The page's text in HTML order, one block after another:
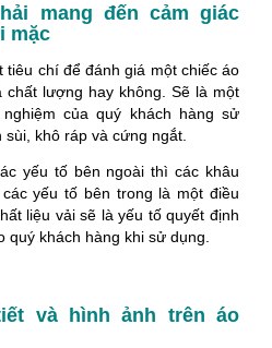
mang đến cảm giác
mặc
chí để đánh giá một chiếc áo
chất lượng hay không. Sẽ là một
của quý khách hàng sử
khô ráp và cứng ngắt.
yếu tố bên ngoài thì các khâu
yếu tố bên trong là một điều
liệu vải sẽ là yếu tố quyết định
quý khách hàng khi sử dụng.
và hình ảnh trên áo